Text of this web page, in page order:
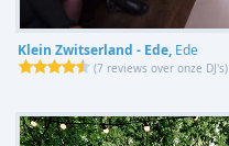
Klein Zwitserland - Ede, Ede
(7 reviews over onze DJ's)